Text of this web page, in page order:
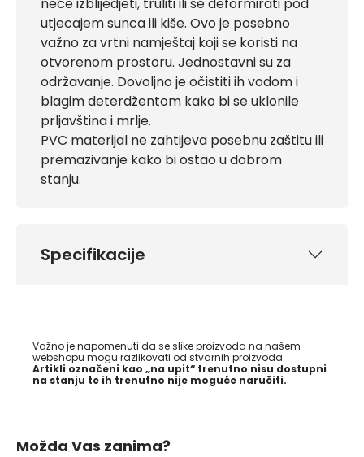
utjecajem sunca ili kiše. Ovo je posebno
važno za vrtni namještaj koji se koristi na
otvorenom prostoru. Jednostavni su za
održavanje. Dovoljno je očistiti ih vodom i
blagim deterdžentom kako bi se uklonile
prljavština i mrlje.
PVC materijal ne zahtijeva posebnu zaštitu ili
premazivanje kako bi ostao u dobrom
stanju.
Specifikacije
Važno je napomenuti da se slike proizvoda na našem
webshopu mogu razlikovati od stvarnih proizvoda.
Artikli označeni kao „na upit“ trenutno nisu dostupni
na stanju te ih trenutno nije moguće naručiti.
Možda Vas zanima?